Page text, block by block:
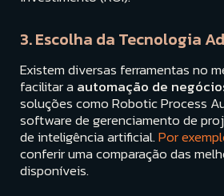
3. Escolha da Tecnologia
Existem diversas ferramentas no
facilitar a automação de
soluções como Robotic Process
software de gerenciamento de
de inteligência artificial.Por
conferir uma comparação das
disponíveis.